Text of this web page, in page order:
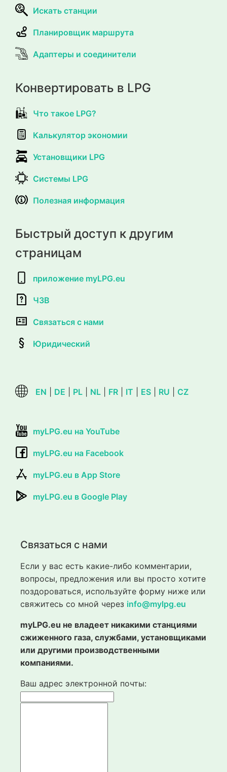
Искать станции
Планировщик маршрута
Адаптеры и соединители
Конвертировать в LPG
Что такое LPG?
Калькулятор экономии
Установщики LPG
Системы LPG
Полезная информация
Быстрый доступ к другим
страницам
приложение myLPG.eu
ЧЗВ
Связаться с нами
Юридический
EN DE PL NL FR IT ES RU CZ
myLPG.eu на YouTube
myLPG.eu на Facebook
myLPG.eu в App Store
myLPG.eu в Google Play
Связаться с нами
Если у вас есть какие-либо комментарии,
вопросы, предложения или вы просто хотите
поздороваться, используйте форму ниже или
свяжитесь со мной через info@mylpg.eu
myLPG.eu не владеет никакими станциями
сжиженного газа, службами, установщиками
или другими производственными
компаниями.
Ваш адрес электронной почты: